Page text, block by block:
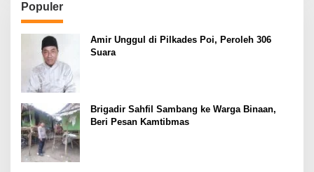
Populer
Amir Unggul di Pilkades Poi, Peroleh 306
Suara
Brigadir Sahfil Sambang ke Warga Binaan,
Beri Pesan Kamtibmas